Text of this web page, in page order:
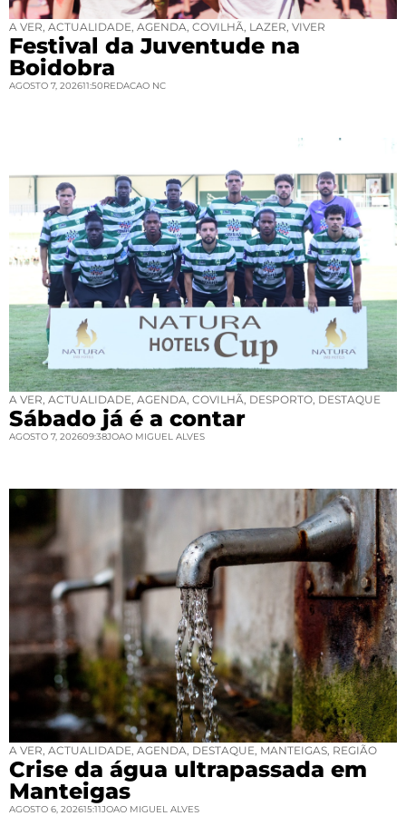
A VER ACTUALIDADE AGENDA COVILHÃ LAZER VIVER
Festival da Juventude na
Boidobra
AGOSTO 7, 202611:50REDACAO NC
A VER ACTUALIDADE AGENDA COVILHÃ DESPORTO DESTAQUE
Sábado já é a contar
AGOSTO 7, 202609:38JOAO MIGUEL ALVES
A VER ACTUALIDADE AGENDA DESTAQUE MANTEIGAS REGIÃO
Crise da água ultrapassada em
Manteigas
AGOSTO 6, 202615:11JOAO MIGUEL ALVES